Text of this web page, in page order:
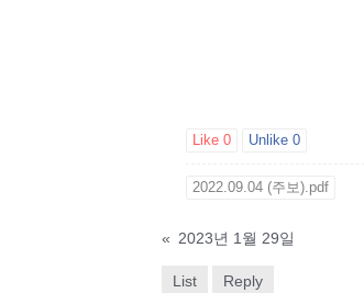
Like 0 Unlike 0
2022.09.04 (주보).pdf
« 2023년 1월 29일
List Reply